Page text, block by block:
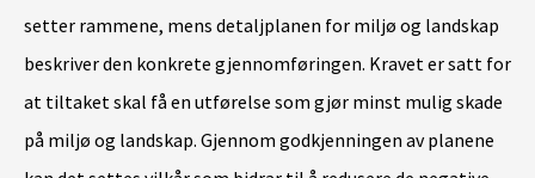
setter rammene, mens detaljplanen for miljø og landskap
beskriver den konkrete gjennomføringen. Kravet er satt for
at tiltaket skal få en utførelse som gjør minst mulig skade
på miljø og landskap. Gjennom godkjenningen av planene